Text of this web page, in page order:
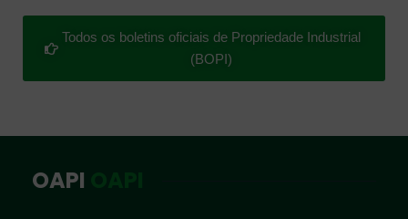
Todos os boletins oficiais de Propriedade Industrial
(BOPI)
OAPI